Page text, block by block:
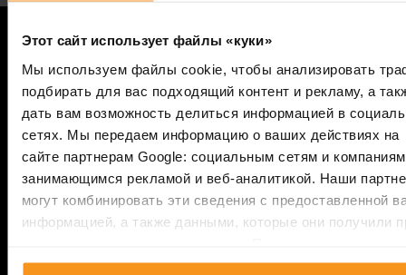
Этот сайт использует файлы «куки»
Мы используем файлы cookie, чтобы анализировать
подбирать для вас подходящий контент и рекламу, а
дать вам возможность делиться информацией в
сетях. Мы передаем информацию о ваших действиях на
сайте партнерам Google: социальным сетям и
занимающимся рекламой и веб-аналитикой. Наши
могут комбинировать эти сведения с предоставленной
информацией, а также данными, которые они получили
наш сайт, вы соглашаетесь на использование нами куки-
Удивите своих близких самым
важным:
отдыхом, спокойствием и
бодростью!
Подарите отдых в отеле Европа Фит**** superiorв
в форме подарочного сертификата. Вы можете
сертификат на желаемую сумму или выбрать одно из
наших эксклюзивных предложений...
Желаете индивидуальный сертификат? Обратитесь